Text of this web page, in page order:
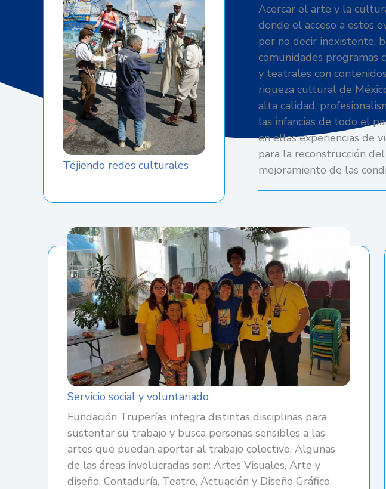
Tejiendo redes culturales
Acercar el arte y la
donde el acceso a estos
por no decir inexistente,
comunidades programas
y teatrales con
riqueza cultural de
alta calidad,
las infancias de todo el
en ellas experiencias de
para la reconstrucción
mejoramiento de las
Servicio social y voluntariado
Fundación Truperías integra distintas disciplinas para
sustentar su trabajo y busca personas sensibles a las
artes que puedan aportar al trabajo colectivo. Algunas
de las áreas involucradas son: Artes Visuales, Arte y
diseño, Contaduría, Teatro, Actuación y Diseño Gráfico.